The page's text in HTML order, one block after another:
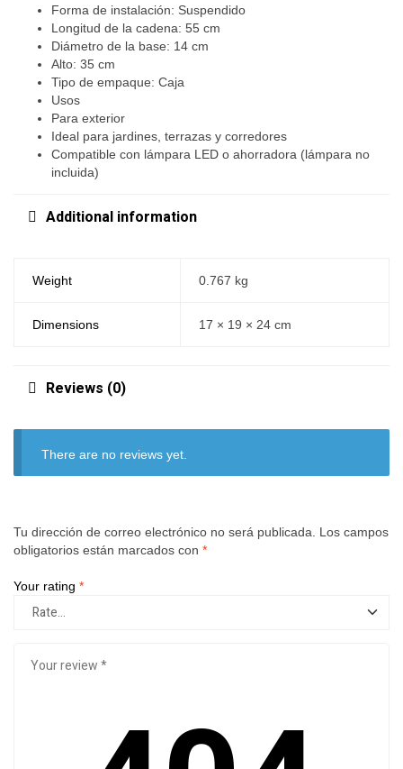
Forma de instalación: Suspendido
Longitud de la cadena: 55 cm
Diámetro de la base: 14 cm
Alto: 35 cm
Tipo de empaque: Caja
Usos
Para exterior
Ideal para jardines, terrazas y corredores
Compatible con lámpara LED o ahorradora (lámpara no
incluida)
Additional information
Weight 0.767 kg
Dimensions 17 × 19 × 24 cm
Reviews (0)
There are no reviews yet.
Tu dirección de correo electrónico no será publicada.
Los campos
obligatorios están marcados con *
Your rating *